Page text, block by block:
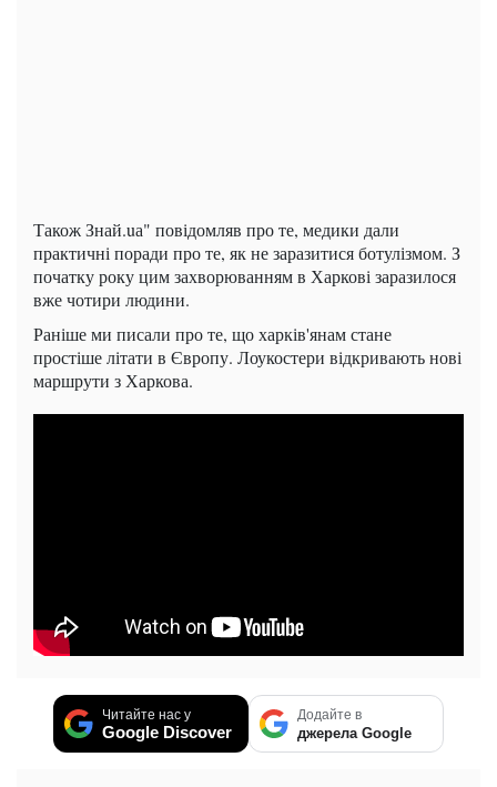
Також Знай.uа" повідомляв про те, медики дали
практичні поради про те, як не заразитися ботулізмом. З
початку року цим захворюванням в Харкові заразилося
вже чотири людини.
Раніше ми писали про те, що харків'янам стане
простіше літати в Європу. Лоукостери відкривають нові
маршрути з Харкова.
Читайте нас у
Google Discover
Додайте в
джерела Google